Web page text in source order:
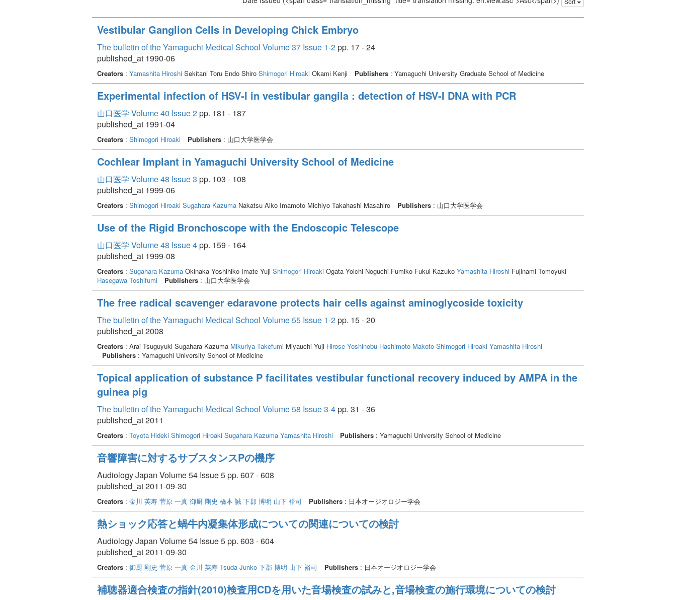
Vestibular Ganglion Cells in Developing Chick Embryo
The bulletin of the Yamaguchi Medical School Volume 37 Issue 1-2pp. 17 - 24
published_at 1990-06
Creators : Yamashita Hiroshi Sekitani Toru Endo Shiro Shimogori Hiroaki Okami Kenji Publishers : Yamaguchi University Graduate School of Medicine
Experimental infection of HSV-I in vestibular gangila : detection of HSV-I DNA with PCR
山口医学 Volume 40 Issue 2pp. 181 - 187
published_at 1991-04
Creators : Shimogori Hiroaki Publishers : 山口大学医学会
Cochlear Implant in Yamaguchi University School of Medicine
山口医学 Volume 48 Issue 3 pp. 103 - 108
published_at 1999-06
Creators : Shimogori Hiroaki Sugahara Kazuma Nakatsu Aiko Imamoto Michiyo Takahashi Masahiro Publishers : 山口大学医学会
Use of the Rigid Bronchoscope with the Endoscopic Telescope
山口医学 Volume 48 Issue 4pp. 159 - 164
published_at 1999-08
Creators : Sugahara Kazuma Okinaka Yoshihiko Imate Yuji Shimogori Hiroaki Ogata Yoichi Noguchi Fumiko Fukui Kazuko Yamashita Hiroshi Fujinami Tomoyuki
Hasegawa Toshifumi
Publishers : 山口大学医学会
The free radical scavenger edaravone protects hair cells against aminoglycoside toxicity
The bulletin of the Yamaguchi Medical School Volume 55 Issue 1-2pp. 15 - 20
published_at 2008
Creators : Arai Tsuguyuki Sugahara Kazuma Mikuriya Takefumi Miyauchi Yuji Hirose Yoshinobu Hashimoto Makoto Shimogori Hiroaki Yamashita Hiroshi
Publishers : Yamaguchi University School of Medicine
Topical application of substance P facilitates vestibular functional recovery induced by AMPA in the
guinea pig
The bulletin of the Yamaguchi Medical School Volume 58 Issue 3-4pp. 31 - 36
published_at 2011
Creators : Toyota Hideki Shimogori Hiroaki Sugahara Kazuma Yamashita Hiroshi Publishers : Yamaguchi University School of Medicine
音響障害に対するサブスタンスPの機序
Audiology Japan Volume 54 Issue 5 pp. 607 - 608
published_at 2011-09-30
Creators : 金川 英寿 菅原 一真 御厨 剛史 橋本 誠 下郡 博明 山下 裕司 Publishers : 日本オージオロジー学会
熱ショック応答と蝸牛内凝集体形成についての関連についての検討
Audiology Japan Volume 54 Issue 5 pp. 603 - 604
published_at 2011-09-30
Creators : 御厨 剛史 菅原 一真 金川 英寿 Tsuda Junko 下郡 博明 山下 裕司 Publishers : 日本オージオロジー学会
補聴器適合検査の指針(2010)検査用CDを用いた音場検査の試みと,音場検査の施行環境についての検討